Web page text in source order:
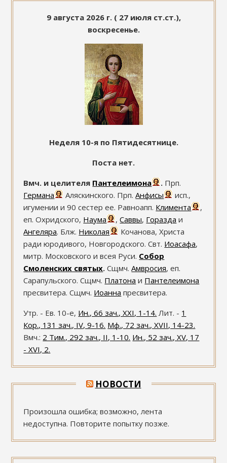
9 августа 2026 г. ( 27 июля ст.ст.),
воскресенье.
Неделя 10-я по Пятидесятнице.
Поста нет.
Вмч. и целителя Пантелеимона . Прп.
Германа
Аляскинского. Прп.Анфисы
исп.,
игумении и 90 сестер ее. Равноапп. Климента
,
еп. Охридского, Наума ,Саввы, Горазда и
Ангеляра. Блж. Николая
Кочанова, Христа
ради юродивого, Новгородского. Свт. Иоасафа,
митр. Московского и всея Руси. Собор
Смоленских святых. Сщмч.Амвросия, еп.
Сарапульского. Сщмч. Платона и Пантелеимона
пресвитера. Сщмч. Иоанна пресвитера.
Утр. - Ев. 10-е, Ин., 66 зач., XXI, 1-14. Лит. - 1
Кор., 131 зач., IV, 9-16. Мф., 72 зач., XVII, 14-23.
Вмч.: 2 Тим., 292 зач., II, 1-10. Ин., 52 зач., XV, 17
- XVI, 2.
НОВОСТИ
Произошла ошибка; возможно, лента
недоступна. Повторите попытку позже.